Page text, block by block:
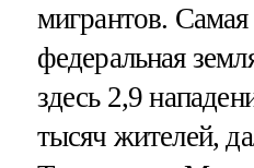
мигрантов.
федеральная
здесь 2,9
тысяч жителей,